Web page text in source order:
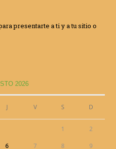
presentarte a ti y a tu sitio o
2026
J V S D
1 2
6 7 8 9